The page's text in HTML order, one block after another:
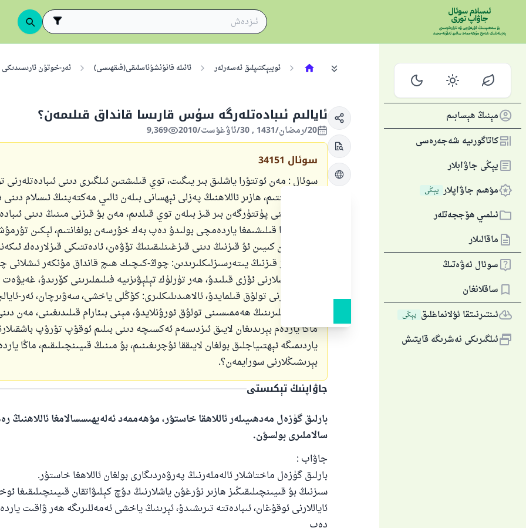
مېنىڭ ھېسابىم
كاتاگورىيە شەجەرەسى
يېڭى جاۋابلار
مۇھىم جاۋاپلار يېڭى
ئىلمىي ھۆججەتلەر
ماقالىلار
سوئال ئەۋەتىڭ
ساقلانغان
ئىنتىرنىتقا ئۇلانماغلىق يېڭى
ئىلگىرىكى نەشرىگە قايتىش
ئوبيېكتىپلىق ئەسەرلەر ئائىلە قانۇنشۇناسلىقى(فىقھىسى) ئەر-خوتۇن
ئايالىم ئىبادەتلەرگە سۇس قارىسا قانداق قىلىمەن؟
20/رمضان/1431 , 30/ئاۋغۇست/2010 9,369
سوئال 34151
سوئال : مەن ئوتتۇرا ياشلىق بىر يىگىت، توي قىلىشتىن ئىلگىرى دىنى ئىبادەتلەرنى
كېتەلمەيتتىم، ھازىر ئاللاھنىڭ پەزلى ئېھسانى بىلەن ئالىي مەكتەپنىڭ ئىسلام
فاكۇلتېتىنى پۈتتۈرگەن بىر قىز بىلەن توي قىلدىم، مەن بۇ قىزنى مىنىڭ دىنى
تولۇق ئادا قىلىشىمغا ياردەمچى بولىدۇ دەپ بەك خۇرسەن بولغانتىم، لېكىن
قۇرغاندىن كىيىن ئۇ قىزنىڭ دىنى قىزغىنلىقىنىڭ تۆۋەن، ئادەتتىكى قىزلاردەك
قىلدىم، ئۇ قىزنىڭ يىتەرسىزلىكلىرىدىن: چوڭ-كىچىك ھىچ قانداق مۇنكەر ئىشلانى
بەلكى ئىشلارنى ئۆزى قىلىدۇ، ھەر تۈرلۈك تېلېۋىزىيە فىلىملىرىنى كۆرىدۇ، غەيۋەت
ئىبادەتلەرنى تولۇق قىلمايدۇ، ئالاھىدىلىكلىرى: كۆڭلى ياخشى، سەۋىرچان، ئەر-
ئائىلە ئىشلىرىنىڭ ھەممىسىنى تولۇق ئورۇنلايدۇ، مېنى بىئارام قىلىدىغىنى، مەن
ماڭا ياردەم بېرىدىغان لايىق ئىزدىسەم ئەكسىچە دىنى بىلىم ئوقۇپ تۇرۇپ
ياردىمىگە ئېھتىياجلىق بولغان لايىققا ئۇچرىغىنىم، بۇ مىنىڭ قىيىنچىلىقىم، ماڭا
بېرىشىڭلارنى سورايمەن؟.
جاۋاپنىڭ تېكىستى
بارلىق گۈزەل مەدھىيىلەر ئاللاھقا خاستۇر، مۇھەممەد ئەلەيھىسسالامغا ئاللاھنىڭ
سالاملىرى بولسۇن.
جاۋاب :
بارلىق گۈزەل ماختاشلار ئالەملەرنىڭ پەرۋەردىگارى بولغان ئاللاھغا خاستۇر.
سىزنىڭ بۇ قىيىنچىلىقىڭىز ھازىر نۇرغۇن ياشلارنىڭ دۇچ كېلىۋاتقان قىيىنچىلىقىغا
ئاياللارنى ئوقۇغان، ئىبادەتتە تىرىشىدۇ، ئېرىنىڭ ياخشى ئەمەللىرىگە ھەر ۋاقىت